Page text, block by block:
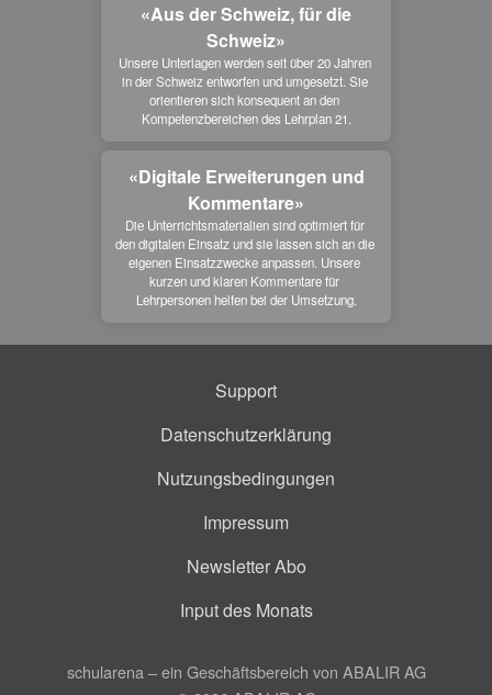
«Aus der Schweiz, für die
Schweiz»
Unsere Unterlagen werden seit über 20 Jahren
in der Schweiz entworfen und umgesetzt. Sie
orientieren sich konsequent an den
Kompetenzbereichen des Lehrplan 21.
«Digitale Erweiterungen und
Kommentare»
Die Unterrichtsmaterialien sind optimiert für
den digitalen Einsatz und sie lassen sich an die
eigenen Einsatzzwecke anpassen. Unsere
kurzen und klaren Kommentare für
Lehrpersonen helfen bei der Umsetzung.
Support
Datenschutzerklärung
Nutzungsbedingungen
Impressum
Newsletter Abo
Input des Monats
schularena – ein Geschäftsbereich von ABALIR AG